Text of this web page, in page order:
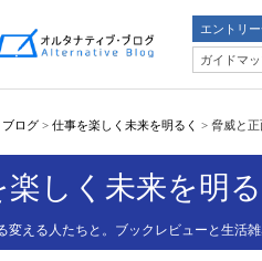
エントリ
ガイドマ
ブログ > 仕事を楽しく未来を明るく > 脅威と
しく未来を明る
変える人たちと。ブックレビューと生活